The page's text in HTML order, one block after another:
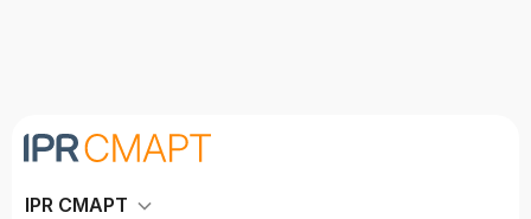
IPR СМАРТ